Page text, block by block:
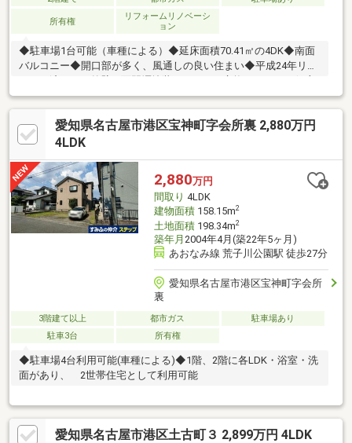
所有権
リフォームリノベーシ
ョン
◆駐車場1台可能（車種による）◆延床面積70.41㎡の4DK◆南面
バルコニー◆開口部が多く、風通しの良い住まい◆平成24年リフ
交換、洗濯防水パン、水栓器具（流し）交換・畳表張替、襖、内
障子張替、クッションフロア（台所トイレ洗面）張替・クロス一
部張替、ハウスクリーニング→平成21年：耐震改修工事、押入れ
シロアリ処理済み→平成16年：家屋修繕工事施工～周辺環境～◇
知 徒歩18分◆Ｖ・drug 油屋店 徒歩10分詳細はお気軽にお問合
せください。
愛知県名古屋市港区宝神町字会所裏 2,880万円
4LDK
2,880万円
間取り 4LDK
建物面積158.15m2
土地面積198.34m2
築年月 2004年4月(築22年5ヶ月)
あおなみ線 荒子川公園駅 徒歩27分
愛知県名古屋市港区宝神町字会所
裏
3階建て以上 都市ガス
駐車場あり
駐車3台
所有権
◆駐車場4台利用可能(車種による)◆1階、2階に各LDK・浴室・洗
面があり、 2世帯住宅として利用可能
愛知県名古屋市港区土古町３ 2,899万円 4LDK